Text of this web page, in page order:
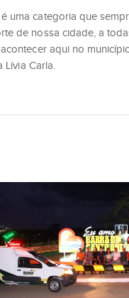
uma categoria que
de nossa cidade, a
aqui no
Lívia Carla.